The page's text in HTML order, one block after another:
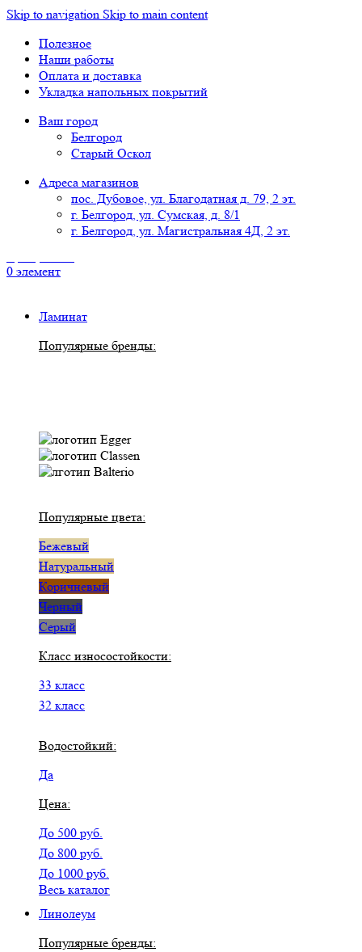
Skip to navigation Skip to main content
Полезное
Наши работы
Оплата и доставка
Укладка напольных покрытий
Ваш город
Белгород
Старый Оскол
Адреса магазинов
пос. Дубовое, ул. Благодатная д. 79, 2 эт.
г. Белгород, ул. Сумская, д. 8/1
г. Белгород, ул. Магистральная 4Д, 2 эт.
0 элемент
Ламинат
Популярные бренды:
Популярные цвета:
Бежевый
Натуральный
Коричневый
Черный
Серый
Класс износостойкости:
33 класс
32 класс
Водостойкий:
Да
Цена:
До 500 руб.
До 800 руб.
До 1000 руб.
Весь каталог
Линолеум
Популярные бренды: